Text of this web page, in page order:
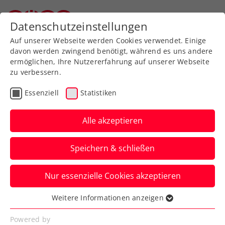
Zurück zur Newsübersicht
Billie Jean King Cup
Keine Schützenhilfe: ÖTV-
Damen steigen im Billie
Jean King Cup ab
2027 muss man somit leider wieder ganz
von unten anfangen: in der Europa/Afrika-
Gruppe III.
Verfasst von: Manuel Wachta, 10.04.2026
Datenschutzeinstellungen
Auf unserer Webseite werden Cookies verwendet. Einige
davon werden zwingend benötigt, während es uns andere
ermöglichen, Ihre Nutzererfahrung auf unserer Webseite
zu verbessern.
Essenziell Statistiken
Alle akzeptieren
Speichern & schließen
Nur essenzielle Cookies akzeptieren
Essenziell
Essenzielle Cookies werden für grundlegende
Weitere Informationen anzeigen
Powered by